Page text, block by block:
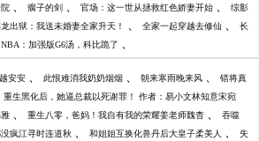
、 瘸子的剑 、 官场：这一世从拯救红色娇妻开始 、 综影
出狱：我送未婚妻全家升天！ 、 全家一起穿越去修仙 、 长
NBA：加强版G6汤，科比跪了 、
安安 、 此恨难消我奶奶烟烟 、 朝来寒雨晚来风 、 错将真
重生黑化后，她逼总裁以死谢罪！ 作者：易小文林知意宋宛
、 重生八零，爸妈！我自有我的荣耀姜老师魏杳 、 吞噬
疯江寻时连道秋 、 和姐姐互换化兽丹后大皇子柔美人 、 失